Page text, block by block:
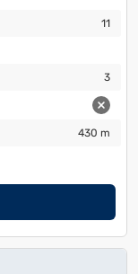
11
3
430 m